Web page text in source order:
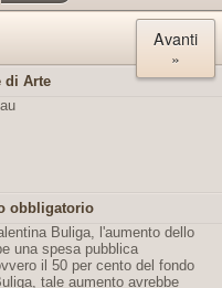
Avanti
»
di Arte
obbligatorio
Buliga, l'aumento dello
una spesa pubblica
il 50 per cento del fondo
tale aumento avrebbe